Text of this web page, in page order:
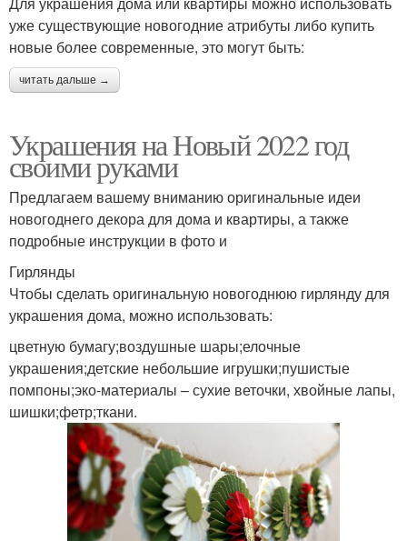
уже существующие новогодние атрибуты либо купить
новые более современные, это могут быть:
читать дальше →
Украшения на Новый 2022 год
своими руками
Предлагаем вашему вниманию оригинальные идеи
новогоднего декора для дома и квартиры, а также
подробные инструкции в фото и
Гирлянды
Чтобы сделать оригинальную новогоднюю гирлянду для
украшения дома, можно использовать:
цветную бумагу;воздушные шары;елочные
украшения;детские небольшие игрушки;пушистые
помпоны;эко-материалы – сухие веточки, хвойные лапы,
шишки;фетр;ткани.